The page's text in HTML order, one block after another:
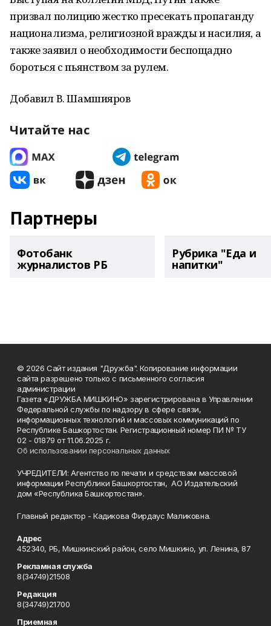
призвал полицию жестко пресекать пропаганду
национализма, религиозной вражды и насилия, а
также заявил о необходимости беспощадно
бороться с пьянством за рулем.
Добавил В. Шамшияров
Читайте нас
Партнеры
Фотобанк
журналистов РБ
Рубрика "Еда и
напитки"
© 2026 Сайт издания "Дружба". Копирование информации
сайта разрешено только с письменного согласия
администрации
Газета «ДРУЖБА МИШКИНО» зарегистрирована в Управлении
Федеральной службы по надзору в сфере связи,
информационных технологий и массовых коммуникаций по
Республике Башкортостан. Регистрационный номер ПИ № ТУ
02 - 01879 от 11.06.2025 г.
Об использовании персональных данных
УЧРЕДИТЕЛИ: Агентство по печати и средствам массовой
информации Республики Башкортостан, АО Издательский
дом «Республика Башкортостан».
Главный редактор - Кадикова Фирдаус Маликовна.
Адрес
452340, РБ, Мишкинский район, село Мишкино, ул. Ленина, 87
Рекламная служба
8(34749)21508
Редакция
8(34749)21700
Приемная